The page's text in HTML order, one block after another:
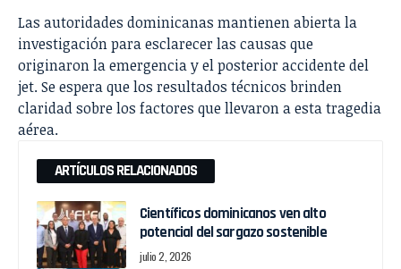
Las autoridades dominicanas mantienen abierta la
investigación para esclarecer las causas que
originaron la emergencia y el posterior accidente del
jet. Se espera que los resultados técnicos brinden
claridad sobre los factores que llevaron a esta tragedia
aérea.
ARTÍCULOS RELACIONADOS
Científicos dominicanos ven alto
potencial del sargazo sostenible
julio 2, 2026